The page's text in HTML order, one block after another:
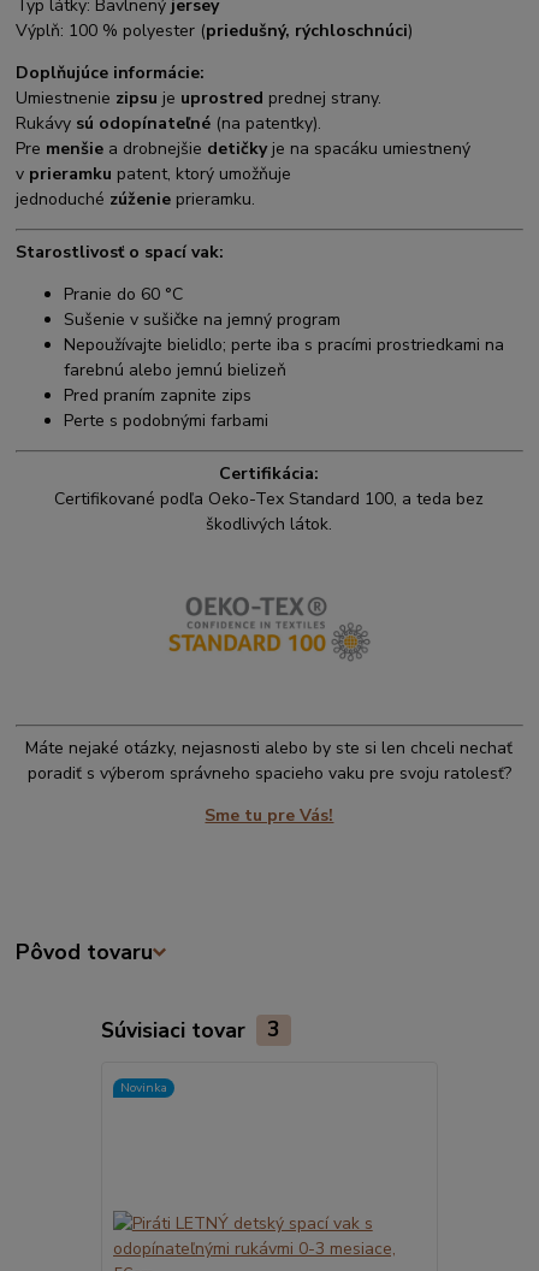
Typ látky: Bavlnený jersey
Výplň: 100 % polyester (priedušný, rýchloschnúci)
Doplňujúce informácie:
Umiestnenie zipsu je uprostred prednej strany.
Rukávy sú odopínateľné (na patentky).
Pre menšie a drobnejšie detičky je na spacáku umiestnený
v prieramku patent, ktorý umožňuje
jednoduché zúženie prieramku.
Starostlivosť o spací vak:
Pranie do 60 °C
Sušenie v sušičke na jemný program
Nepoužívajte bielidlo; perte iba s pracími prostriedkami na
farebnú alebo jemnú bielizeň
Pred praním zapnite zips
Perte s podobnými farbami
Certifikácia:
Certifikované podľa Oeko-Tex Standard 100, a teda bez
škodlivých látok.
Máte nejaké otázky, nejasnosti alebo by ste si len chceli nechať
poradiť s výberom správneho spacieho vaku pre svoju ratolesť?
Sme tu pre Vás!
Pôvod tovaru
Súvisiaci tovar 3
Novinka